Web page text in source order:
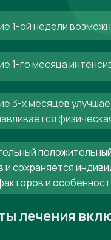
1-ой недели
1-го месяца
3-х месяцев
и сохраняется
и
лечения